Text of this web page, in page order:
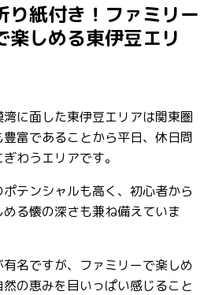
り紙付き！ファミリー
楽しめる東伊豆エリ
に面した東伊豆エリアは関東圏
富であることから平日、休日問
わうエリアです。
テンシャルも高く、初心者から
る懐の深さも兼ね備えていま
名ですが、ファミリーで楽しめ
の恵みを目いっぱい感じること